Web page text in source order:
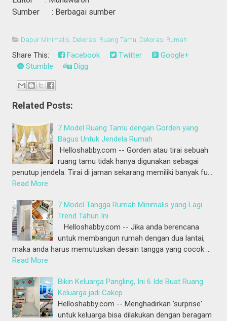
Sumber : Berbagai sumber
Dapur Minimalis Dekorasi Ruang Tamu Dekorasi Rumah
Share This: Facebook Twitter
Google+
Stumble
Digg
Related Posts:
7 Model Ruang Tamu dengan Gorden yang
Bagus Untuk Jendela Rumah
Helloshabby.com -- Gorden atau tirai sebuah
ruang tamu tidak hanya digunakan sebagai
penutup jendela. Tirai di jaman sekarang memiliki banyak fu…
Read More
7 Model Tangga Rumah Minimalis yang Lagi
Trend Tahun Ini
Helloshabby.com -- Jika anda berencana
untuk membangun rumah dengan dua lantai,
maka anda harus memutuskan desain tangga yang cocok …
Read More
Bikin Keluarga Pangling, Ini 6 Ide Buat Ruang
Keluarga jadi Cakep
Helloshabby.com -- Menghadirkan 'surprise'
untuk keluarga bisa dilakukan dengan beragam